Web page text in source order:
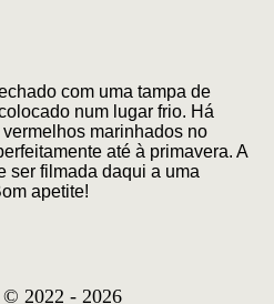
com uma tampa de
num lugar frio. Há
marinhados no
até à primavera. A
ser filmada daqui a uma
apetite!
2022 - 2026